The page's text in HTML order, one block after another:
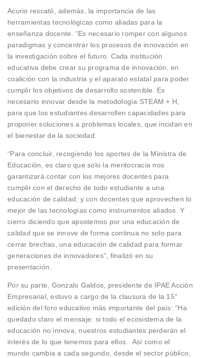
Acurio rescató, además, la importancia de las
herramientas tecnológicas como aliadas para la
enseñanza docente. “Es necesario romper con algunos
paradigmas y concentrar los procesos de innovación en
la investigación sobre el futuro. Cada institución
educativa debe crear su programa de innovación, en
coalición con la industria y el aparato estatal para poder
cumplir los objetivos de desarrollo sostenible. Es
necesario innovar desde la metodología STEAM + H,
para que los estudiantes desarrollen capacidades para
proponer soluciones a problemas locales, que incidan en
el bienestar de la sociedad.
“Para concluir, recogiendo los aportes de la Ministra de
Educación, es claro que solo la meritocracia nos
garantizará contar con los mejores docentes para
cumplir con el derecho de todo estudiante a una
educación de calidad; y con docentes que aprovechen lo
mejor de las tecnologías como instrumentos aliados. Y
cierro diciendo que apostemos por una educación de
calidad que se innove de forma continua no solo para
cerrar brechas, una educación de calidad para formar
generaciones de innovadores”, finalizó en su
presentación.
Por su parte, Gonzalo Galdos, presidente de IPAE Acción
Empresarial, estuvo a cargo de la clausura de la 15°
edición del foro educativo más importante del país: “Ha
quedado claro el mensaje: si todo el ecosistema de la
educación no innova, nuestros estudiantes perderán el
interés de lo que tenemos para ellos. Así como el
mundo cambia a cada segundo, desde el sector público,